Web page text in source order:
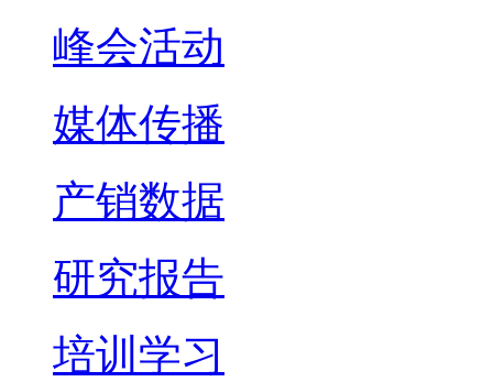
峰会活动
媒体传播
产销数据
研究报告
培训学习